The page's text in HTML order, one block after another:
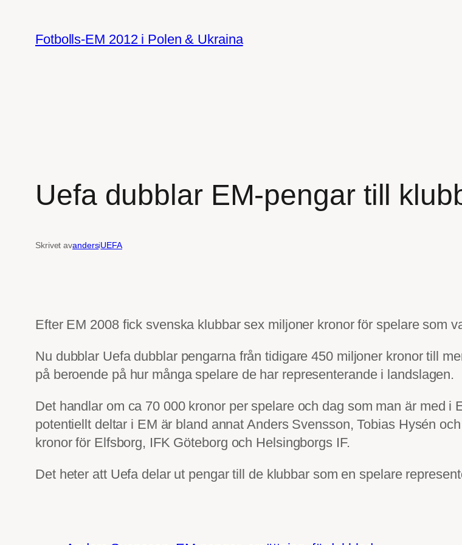
innehåll
Fotbolls-EM 2012 i Polen & Ukraina
Uefa dubblar EM-pengar till
Skrivet avandersiUEFA
Efter EM 2008 fick svenska klubbar sex miljoner kronor för spelare som
Nu dubblar Uefa dubblar pengarna från tidigare 450 miljoner kronor till
på beroende på hur många spelare de har representerande i landslagen.
Det handlar om ca 70 000 kronor per spelare och dag som man är med
potentiellt deltar i EM är bland annat Anders Svensson, Tobias Hysén
kronor för Elfsborg, IFK Göteborg och Helsingborgs IF.
Det heter att Uefa delar ut pengar till de klubbar som en spelare